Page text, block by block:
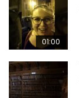
01:00